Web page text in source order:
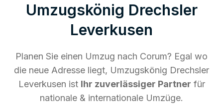
Umzugskönig Drechsler
Leverkusen
Planen Sie einen Umzug nach Corum? Egal wo
die neue Adresse liegt, Umzugskönig Drechsler
Leverkusen ist Ihr zuverlässiger Partner für
nationale & internationale Umzüge.